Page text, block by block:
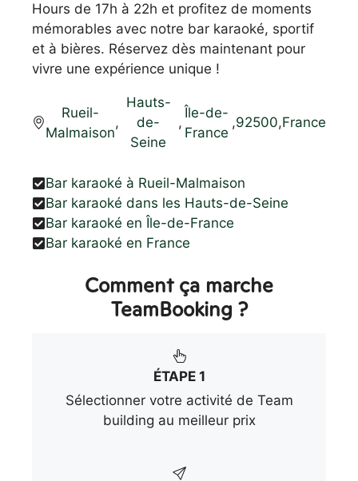
Hours de 17h à 22h et profitez de moments
mémorables avec notre bar karaoké, sportif
et à bières. Réservez dès maintenant pour
vivre une expérience unique !
Rueil-
Malmaison
,
Hauts-
de-
Seine
,
Île-de-
France
,92500,France
Bar karaoké à Rueil-Malmaison
Bar karaoké dans les Hauts-de-Seine
Bar karaoké en Île-de-France
Bar karaoké en France
Comment ça marche
TeamBooking ?
ÉTAPE 1
Sélectionner votre activité de Team
building au meilleur prix